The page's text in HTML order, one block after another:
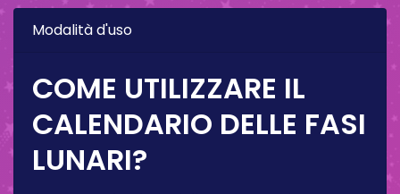
Modalità d'uso
COME UTILIZZARE IL
CALENDARIO DELLE FASI
LUNARI?